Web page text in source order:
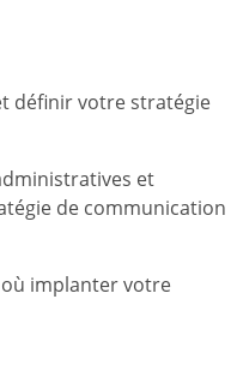
définir votre stratégie
et
de communication
implanter votre